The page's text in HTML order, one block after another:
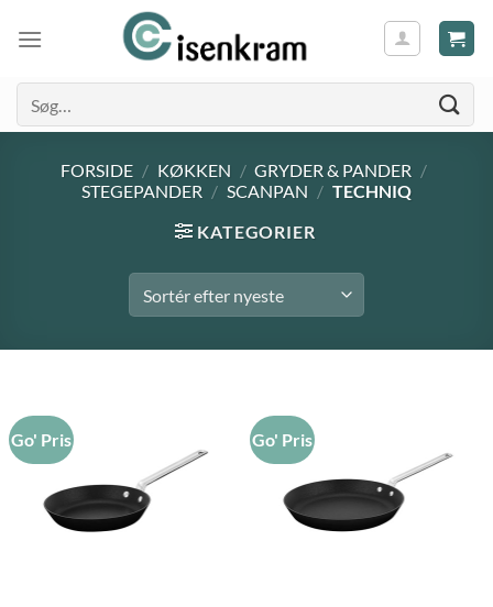
efter:
FORSIDE / KØKKEN / GRYDER & PANDER /
STEGEPANDER / SCANPAN / TECHNIQ
KATEGORIER
Go' Pris Go' Pris